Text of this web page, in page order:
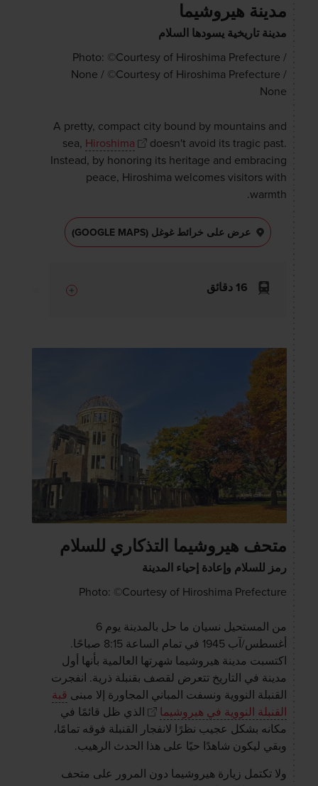
مدينة هيروشيما
مدينة تاريخية يسودها السلام
Photo: ©Courtesy of Hiroshima Prefecture /
None / ©Courtesy of Hiroshima Prefecture /
None
A pretty, compact city bound by mountains and
sea, Hiroshima
doesn't avoid its tragic past.
Instead, by honoring its heritage and embracing
peace, Hiroshima welcomes visitors with
warmth.
عرض على خرائط غوغل (GOOGLE MAPS)
16 دقائق
متحف هيروشيما التذكاري للسلام
رمز للسلام وإعادة إحياء المدينة
Photo: ©Courtesy of Hiroshima Prefecture
من المستحيل نسيان ما حل بالمدينة يوم 6
أغسطس/آب 1945 في تمام الساعة 8:15 صباحًا.
اكتسبت مدينة هيروشيما شهرتها العالمية بأنها أول
مدينة في التاريخ تتعرض لقصف بقنبلة ذرية. انفجرت
القنبلة النووية ونسفت المباني المجاورة إلا مبنى قبة
القنبلة النووية في هيروشيما
الذي ظل قائمًا في
مكانه بشكل عجيب نظرًا لانفجار القنبلة فوقه تمامًا،
وبقي ليكون شاهدًا حيًا على هذا الحدث الرهيب.
ولا تكتمل زيارة هيروشيما دون المرور على متحف